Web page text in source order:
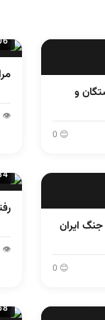
۱۸ ۱۹ دی ۱۴۰۴ کشتگان و
😊 0
👁 7
جنگ ایران
😊 0
👁 4